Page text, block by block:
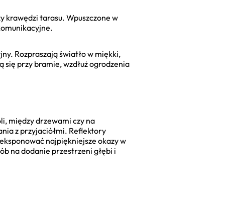
krawędzi tarasu. Wpuszczone w
Rozpraszają światło w miękki,
przy bramie, wzdłuż ogrodzenia
między drzewami czy na
z przyjaciółmi. Reflektory
najpiękniejsze okazy w
na dodanie przestrzeni głębi i